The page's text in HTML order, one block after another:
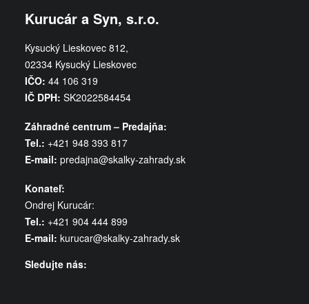
Kurucár a Syn, s.r.o.
Kysucký Lieskovec 812,
02334 Kysucký Lieskovec
IČO: 44 106 319
IČ DPH: SK2022584454
Záhradné centrum – Predajňa:
Tel.: +421 948 393 817
E-mail: predajna@skalky-zahrady.sk
Konateľ:
Ondrej Kurucár:
Tel.: +421 904 444 899
E-mail: kurucar@skalky-zahrady.sk
Sledujte nás: